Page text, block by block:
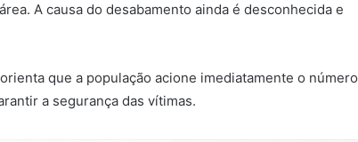
A causa do desabamento ainda é desconhecida e
que a população acione imediatamente o número
a segurança das vítimas.